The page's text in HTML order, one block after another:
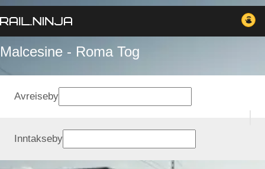
Malcesine - Roma Tog
Avreiseby
Inntakseby